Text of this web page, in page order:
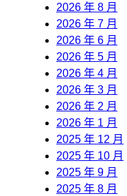
2026 年 8 月
2026 年 7 月
2026 年 6 月
2026 年 5 月
2026 年 4 月
2026 年 3 月
2026 年 2 月
2026 年 1 月
2025 年 12 月
2025 年 10 月
2025 年 9 月
2025 年 8 月